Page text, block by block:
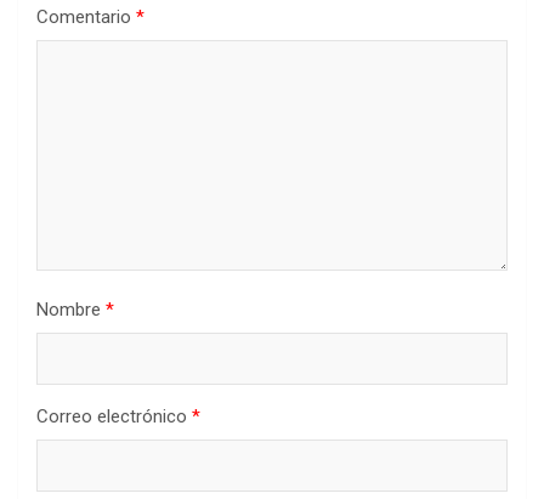
Comentario *
Nombre *
Correo electrónico *